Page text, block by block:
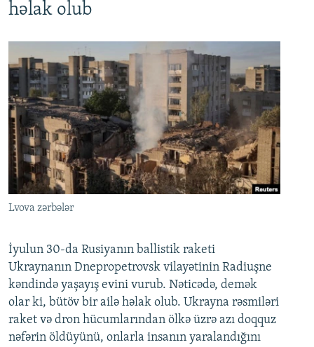
həlak olub
Lvova zərbələr
İyulun 30-da Rusiyanın ballistik raketi
Ukraynanın Dnepropetrovsk vilayətinin Radiuşne
kəndində yaşayış evini vurub. Nəticədə, demək
olar ki, bütöv bir ailə həlak olub. Ukrayna rəsmiləri
raket və dron hücumlarından ölkə üzrə azı doqquz
nəfərin öldüyünü, onlarla insanın yaralandığını